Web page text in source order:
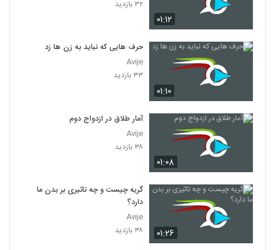
۰۱:۱۲
۳۲ بازدید
۰۱:۱۰
حرف هایی که نباید به زن ها زد
Avije
۳۳ بازدید
۰۱:۰۸
آمار طلاق در ازدواج دوم
Avije
۳۸ بازدید
۰۱:۲۶
گریه چیست و چه تاثیری بر بدن ما
دارد؟
Avije
۳۸ بازدید